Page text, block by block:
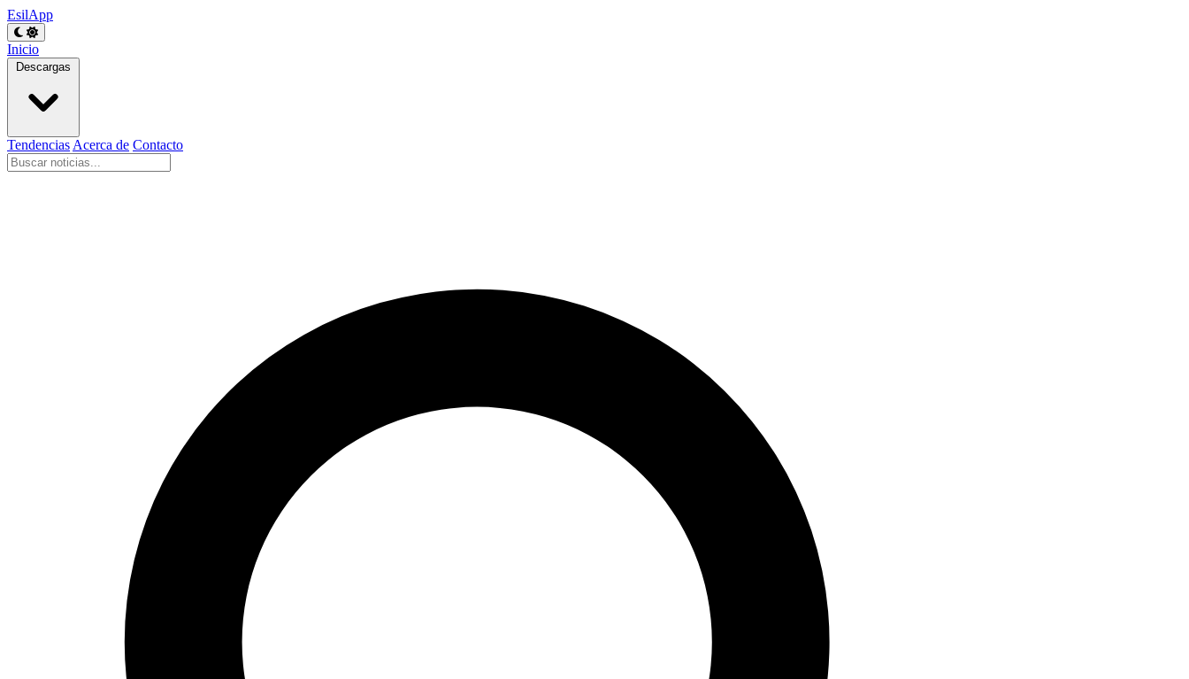
EsilApp
Inicio
Descargas
Tendencias Acerca de Contacto